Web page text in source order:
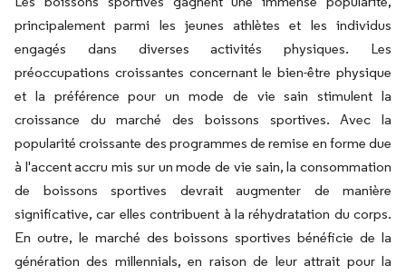
principalement parmi les jeunes athlètes et les individus
engagés dans diverses activités physiques. Les
préoccupations croissantes concernant le bien-être physique
et la préférence pour un mode de vie sain stimulent la
croissance du marché des boissons sportives. Avec la
popularité croissante des programmes de remise en forme due
à l'accent accru mis sur un mode de vie sain, la consommation
de boissons sportives devrait augmenter de manière
significative, car elles contribuent à la réhydratation du corps.
En outre, le marché des boissons sportives bénéficie de la
génération des millennials, en raison de leur attrait pour la